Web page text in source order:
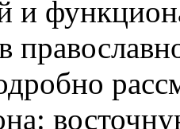
и